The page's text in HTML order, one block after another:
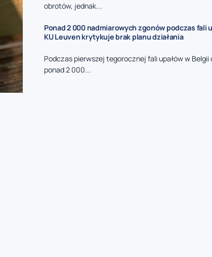
obrotów, jednak...
Ponad 2 000 nadmiarowych zgonów podczas fali
KU Leuven krytykuje brak planu działania
Podczas pierwszej tegorocznej fali upałów w
ponad 2 000...